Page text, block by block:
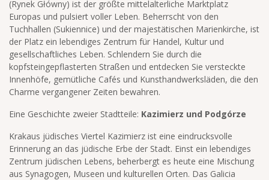
(Rynek Główny) ist der größte mittelalterliche Marktplatz
Europas und pulsiert voller Leben. Beherrscht von den
Tuchhallen (Sukiennice) und der majestätischen Marienkirche, ist
der Platz ein lebendiges Zentrum für Handel, Kultur und
gesellschaftliches Leben. Schlendern Sie durch die
kopfsteingepflasterten Straßen und entdecken Sie versteckte
Innenhöfe, gemütliche Cafés und Kunsthandwerksläden, die den
Charme vergangener Zeiten bewahren.
Eine Geschichte zweier Stadtteile: Kazimierz und Podgórze
Krakaus jüdisches Viertel Kazimierz ist eine eindrucksvolle
Erinnerung an das jüdische Erbe der Stadt. Einst ein lebendiges
Zentrum jüdischen Lebens, beherbergt es heute eine Mischung
aus Synagogen, Museen und kulturellen Orten. Das Galicia